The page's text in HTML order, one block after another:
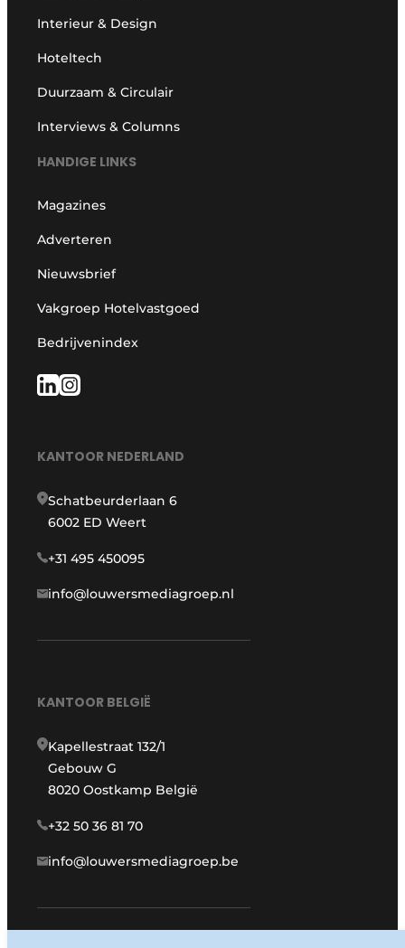
Interieur & Design
Hoteltech
Duurzaam & Circulair
Interviews & Columns
HANDIGE LINKS
Magazines
Adverteren
Nieuwsbrief
Vakgroep Hotelvastgoed
Bedrijvenindex
KANTOOR NEDERLAND
Schatbeurderlaan 6
6002 ED Weert
+31 495 450095
info@louwersmediagroep.nl
KANTOOR BELGIË
Kapellestraat 132/1
Gebouw G
8020 Oostkamp België
+32 50 36 81 70
info@louwersmediagroep.be